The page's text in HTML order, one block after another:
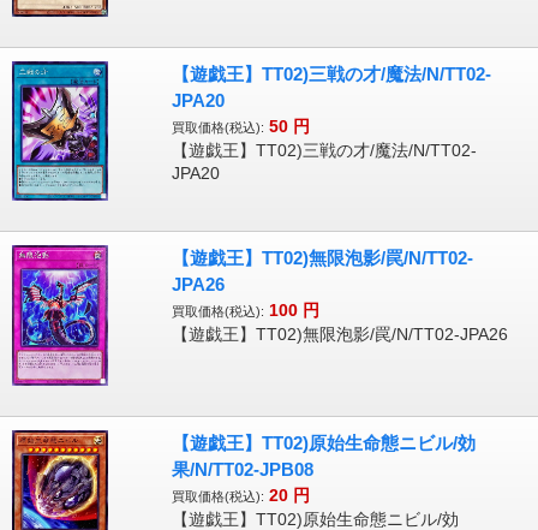
【遊戯王】TT02)三戦の才/魔法/N/TT02-
JPA20
買取価格(税込): 50 円
【遊戯王】TT02)三戦の才/魔法/N/TT02-
JPA20
【遊戯王】TT02)無限泡影/罠/N/TT02-
JPA26
買取価格(税込): 100 円
【遊戯王】TT02)無限泡影/罠/N/TT02-JPA26
【遊戯王】TT02)原始生命態ニビル/効
果/N/TT02-JPB08
買取価格(税込): 20 円
【遊戯王】TT02)原始生命態ニビル/効